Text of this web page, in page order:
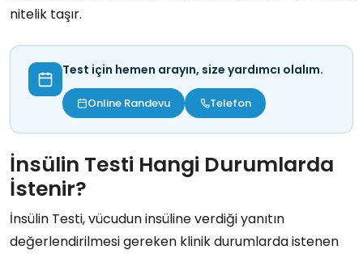
nitelik taşır.
Test için hemen arayın, size yardımcı olalım.
Online Randevu Telefon
İnsülin Testi Hangi Durumlarda
İstenir?
İnsülin Testi, vücudun insüline verdiği yanıtın
değerlendirilmesi gereken klinik durumlarda istenen